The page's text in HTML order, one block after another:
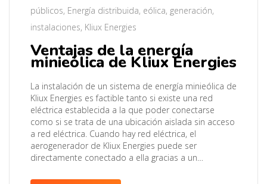
públicos, Energía distribuida, eólica, generación,
instalaciones, Kliux Energies
Ventajas de la energía
minieólica de Kliux Energies
La instalación de un sistema de energía minieólica de
Kliux Energies es factible tanto si existe una red
eléctrica establecida a la que poder conectarse
como si se trata de una ubicación aislada sin acceso
a red eléctrica. Cuando hay red eléctrica, el
aerogenerador de Kliux Energies puede ser
directamente conectado a ella gracias a un…